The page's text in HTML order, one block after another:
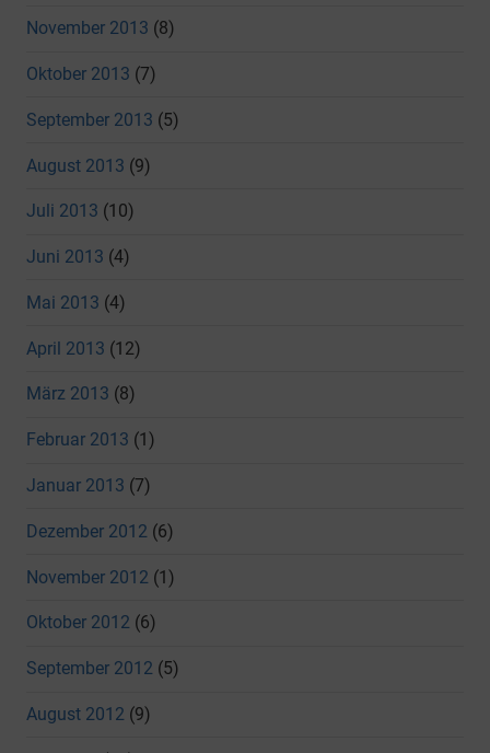
November 2013 (8)
Oktober 2013 (7)
September 2013 (5)
August 2013 (9)
Juli 2013 (10)
Juni 2013 (4)
Mai 2013 (4)
April 2013 (12)
März 2013 (8)
Februar 2013 (1)
Januar 2013 (7)
Dezember 2012 (6)
November 2012 (1)
Oktober 2012 (6)
September 2012 (5)
August 2012 (9)